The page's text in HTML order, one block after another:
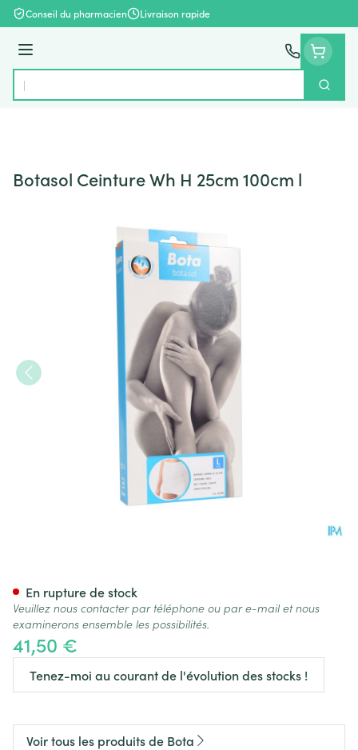
Aller au contenu
Conseil du pharmacien Livraison rapide
Menu
Rechercher
Botasol Ceinture Wh H 25cm 100cm l
41,50 €
Tenez-moi au courant de l'évolution des stocks !
En rupture de stock
Veuillez nous contacter par téléphone ou par e-mail et nous
examinerons ensemble les possibilités.
Voir tous les produits de Bota